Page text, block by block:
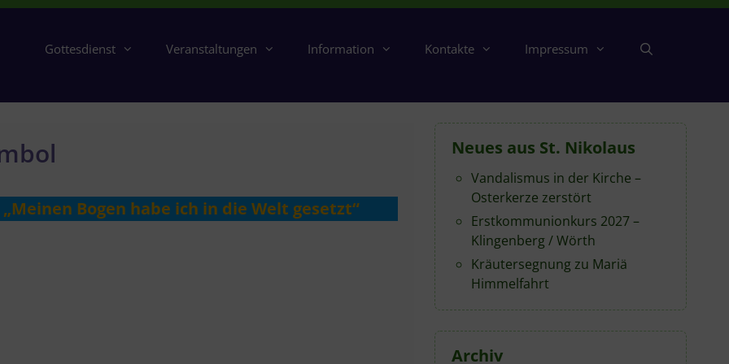
Gottesdienst Veranstaltungen Information Kontakte Impressum
„Meinen Bogen habe ich in die Welt gesetzt“
Neues aus St. Nikolaus
Vandalismus in der Kirche –
Osterkerze zerstört
Erstkommunionkurs 2027 –
Klingenberg / Wörth
Kräutersegnung zu Mariä
Himmelfahrt
Archiv